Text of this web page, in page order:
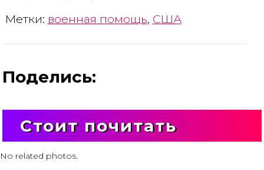
Метки: военная помощь, США
Поделись:
Стоит почитать
No related photos.